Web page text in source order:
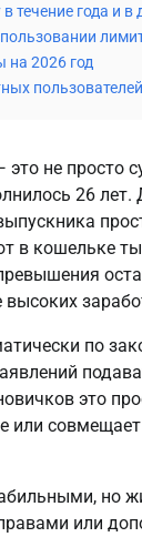
течение года и
на 2026 год
не просто
26
в кошельке
по
это
или
но
или